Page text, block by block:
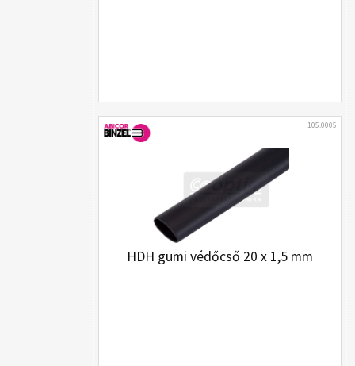
105.0005
HDH gumi védőcső 20 x 1,5 mm